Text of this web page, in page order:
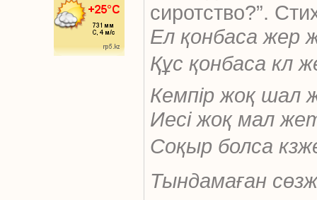
сиротство?”.
Ел қонбаса жер
Құс қонбаса кл
Кемпір жоқ шал
Иесі жоқ мал
Соқыр болса
Тындамаған